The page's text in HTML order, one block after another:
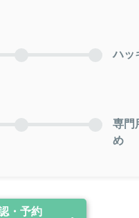
ハッ
専門
め
・予約